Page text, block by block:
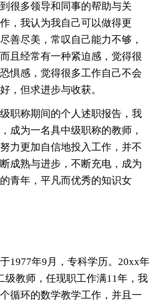
很多领导和同事的帮助与关
，我认为我自己可以做得更
善尽美，常叹自己能力不够，
且经常有一种紧迫感，觉得很
惧感，觉得很多工作自己不会
，但求进步与收获。
职称期间的个人述职报告，我
成为一名具中级职称的教师，
力更加自信地投入工作，并不
成熟与进步，不断充电，成为
青年，平凡而优秀的知识女
1977年9月，专科学历。20xx年
级教师，任现职工作满11年，我
循环的数学教学工作，并且一